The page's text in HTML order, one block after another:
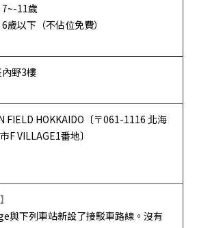
7~-11歲
歲以下（不佔位免費）
內野3樓
FIELD HOKKAIDO〔〒061-1116 北海
F VILLAGE1番地〕
與下列車站新設了接駁車路線。沒有